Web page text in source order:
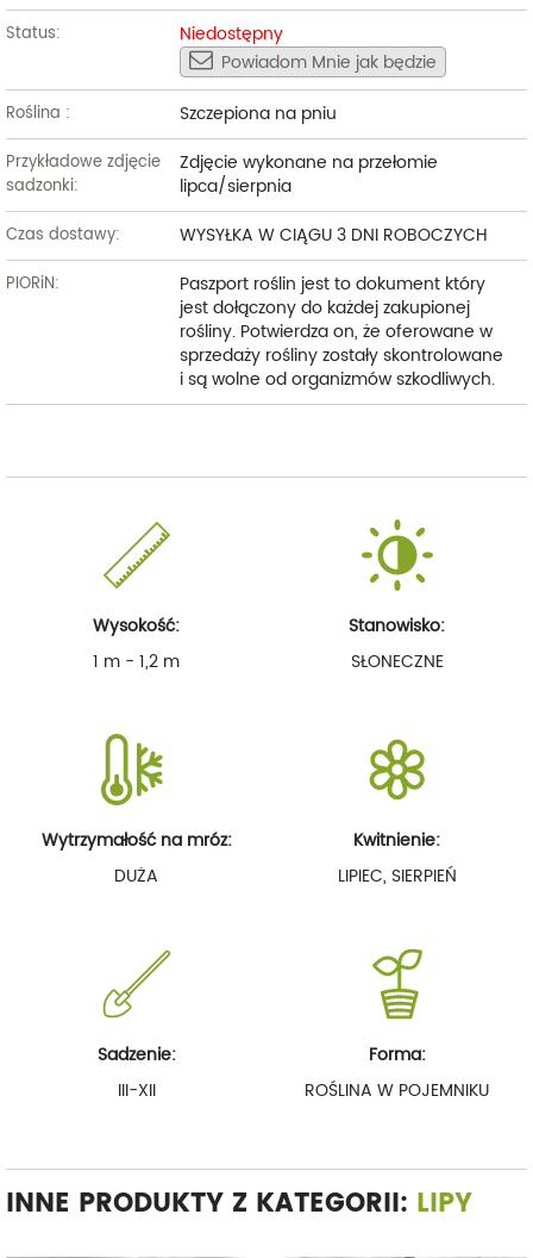
Status:
Niedostępny
Powiadom Mnie jak będzie
Roślina : Szczepiona na pniu
Przykładowe zdjęcie
sadzonki:
Zdjęcie wykonane na przełomie
lipca/sierpnia
Czas dostawy: WYSYŁKA W CIĄGU 3 DNI ROBOCZYCH
PIORiN:
Paszport roślin jest to dokument który
jest dołączony do każdej zakupionej
rośliny. Potwierdza on, że oferowane w
sprzedaży rośliny zostały skontrolowane
i są wolne od organizmów szkodliwych.
Wysokość:
1 m - 1,2 m
Stanowisko:
SŁONECZNE
Wytrzymałość na mróz:
DUŻA
Kwitnienie:
LIPIEC, SIERPIEŃ
Sadzenie:
III-XII
Forma:
ROŚLINA W POJEMNIKU
INNE PRODUKTY Z KATEGORII: LIPY